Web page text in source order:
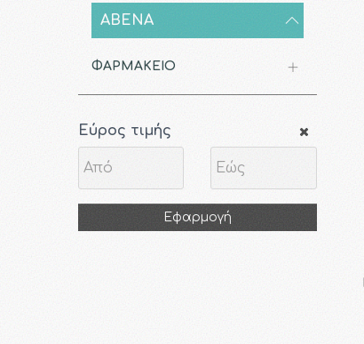
ABENA
ΦΑΡΜΑΚΕΙΟ
Εύρος τιμής
Εφαρμογή